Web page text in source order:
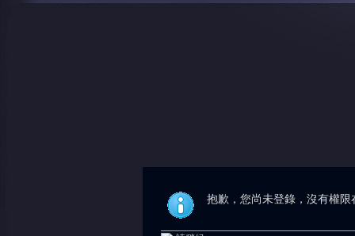
抱歉，您尚未登錄，沒有權限